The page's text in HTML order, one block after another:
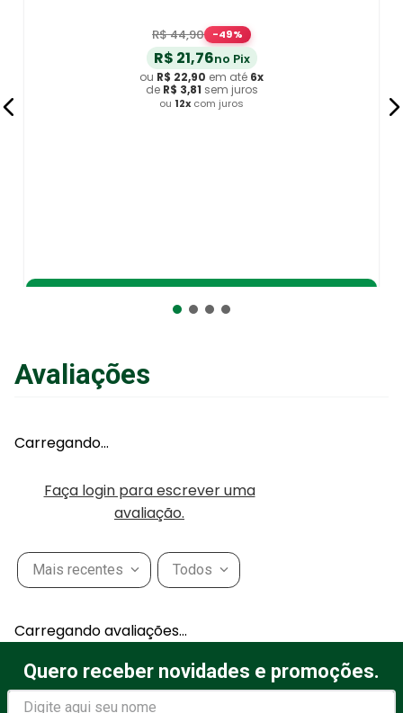
R$ 23 ,
ou R$24 ,90
deR$ 4,14
ou12
Avaliações
Carregando…
Faça login para escrever uma
avaliação.
Mais recentes Todos
Carregando avaliações…
Quero receber novidades e promoções.